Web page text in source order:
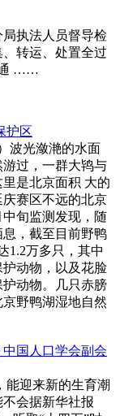
局执法人员督导检
转运、处置全过
通 ……
护区
波光潋滟的水面
游过，一群大鸨与
里是北京面积 大的
庆赛区不远的北京
旬监测发现，随
，截至目前野鸭
万多只，其中
动物，以及花脸
动物。几只赤膀
京野鸭湖湿地自然
中国人口学会副会
，能迎来新的生育潮
不会据新华社报